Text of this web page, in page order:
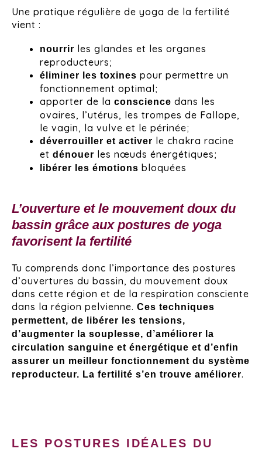
Une pratique régulière de yoga de la fertilité
vient :
nourrir les glandes et les organes
reproducteurs;
éliminer les toxines pour permettre un
fonctionnement optimal;
apporter de la conscience dans les
ovaires, l’utérus, les trompes de Fallope,
le vagin, la vulve et le périnée;
déverrouiller et activer le chakra racine
et dénouer les nœuds énergétiques;
libérer les émotions bloquées
L’ouverture et le mouvement doux du
bassin grâce aux postures de yoga
favorisent la fertilité
Tu comprends donc l’importance des postures
d’ouvertures du bassin, du mouvement doux
dans cette région et de la respiration consciente
dans la région pelvienne. Ces techniques
permettent, de libérer les tensions,
d’augmenter la souplesse, d’améliorer la
circulation sanguine et énergétique et d’enfin
assurer un meilleur fonctionnement du système
reproducteur. La fertilité s’en trouve améliorer.
LES POSTURES IDÉALES DU